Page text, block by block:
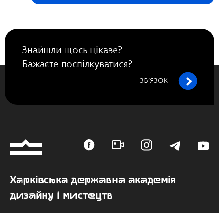
Знайшли щось цікаве?
Бажаєте поспілкуватися?
ЗВ’ЯЗОК
Харківська державна академія
дизайну і мистецтв